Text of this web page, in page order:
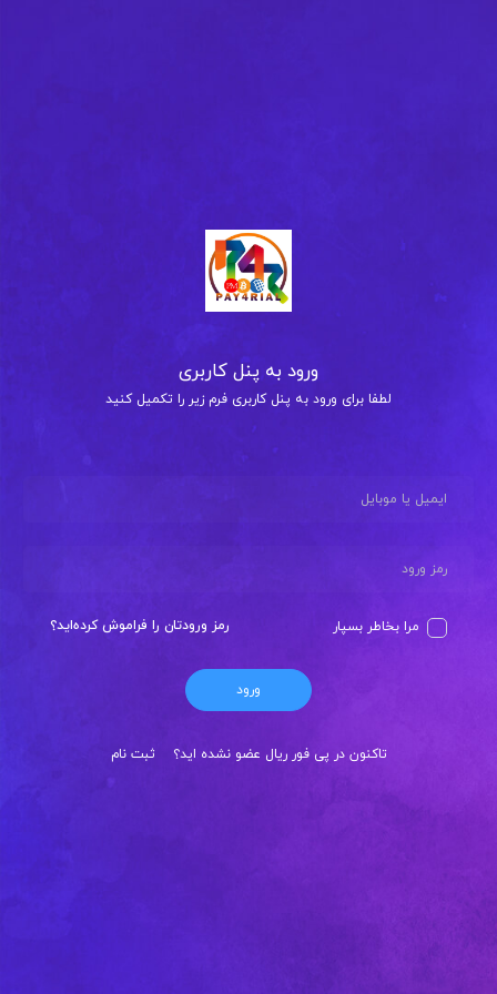
ورود به پنل کاربری
لطفا برای ورود به پنل کاربری فرم زیر را تکمیل کنید
مرا بخاطر بسپار رمز ورودتان را فراموش کرده‌اید؟
ورود
تاکنون در پی فور ریال عضو نشده اید؟ ثبت نام